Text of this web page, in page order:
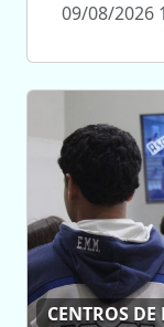
09/08/2026
CENTROS